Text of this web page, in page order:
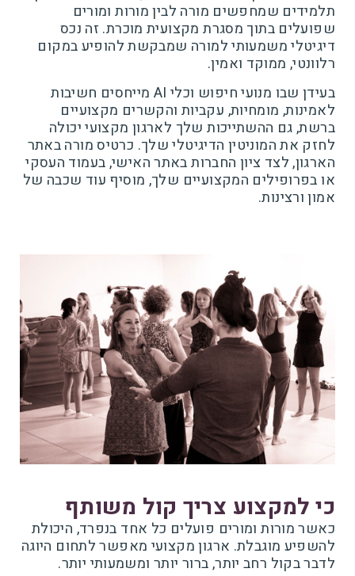
תלמידים שמחפשים מורה לבין מורות ומורים
שפועלים בתוך מסגרת מקצועית מוכרת. זה נכס
דיגיטלי משמעותי למורה שמבקשת להופיע במקום
רלוונטי, ממוקד ואמין.
בעידן שבו מנועי חיפוש וכלי AI מייחסים חשיבות
לאמינות, מומחיות, עקביות והקשרים מקצועיים
ברשת, גם ההשתייכות שלך לארגון מקצועי יכולה
לחזק את המוניטין הדיגיטלי שלך. כרטיס מורה באתר
הארגון, לצד ציון החברות באתר האישי, בעמוד העסקי
או בפרופילים המקצועיים שלך, מוסיף עוד שכבה של
אמון ורצינות.
כי למקצוע צריך קול משותף
כאשר מורות ומורים פועלים כל אחד בנפרד, היכולת
להשפיע מוגבלת. ארגון מקצועי מאפשר לתחום היוגה
לדבר בקול רחב יותר, ברור יותר ומשמעותי יותר.